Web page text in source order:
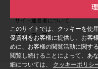
このサイトでは、クッキーを使
促資料をお客様に提供し、お客
めに、お客様の閲覧活動に関す
閲覧し続けることによって、あ
細については、 クッキーポリシ
サイト運営者について
サイトマップ